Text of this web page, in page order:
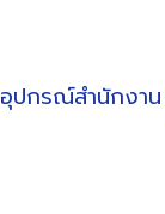
อุปกรณ์สำนักงาน